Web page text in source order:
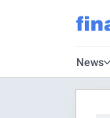
News